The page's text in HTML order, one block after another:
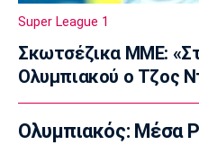
Εθνικές Μπάσκετ
Εθνική Κορασίδων:
Δανία
21:50
Παραμένει στην
Super League 1
Σκωτσέζικα ΜΜΕ:
Ολυμπιακού ο Τζος
Ολυμπιακός: Μέσα